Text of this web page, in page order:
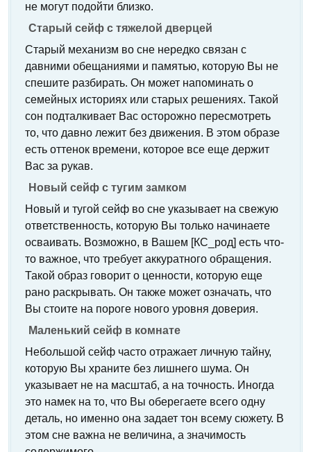
не могут подойти близко.
Старый сейф с тяжелой дверцей
Старый механизм во сне нередко связан с
давними обещаниями и памятью, которую Вы не
спешите разбирать. Он может напоминать о
семейных историях или старых решениях. Такой
сон подталкивает Вас осторожно пересмотреть
то, что давно лежит без движения. В этом образе
есть оттенок времени, которое все еще держит
Вас за рукав.
Новый сейф с тугим замком
Новый и тугой сейф во сне указывает на свежую
ответственность, которую Вы только начинаете
осваивать. Возможно, в Вашем [КС_род] есть что-
то важное, что требует аккуратного обращения.
Такой образ говорит о ценности, которую еще
рано раскрывать. Он также может означать, что
Вы стоите на пороге нового уровня доверия.
Маленький сейф в комнате
Небольшой сейф часто отражает личную тайну,
которую Вы храните без лишнего шума. Он
указывает не на масштаб, а на точность. Иногда
это намек на то, что Вы оберегаете всего одну
деталь, но именно она задает тон всему сюжету. В
этом сне важна не величина, а значимость